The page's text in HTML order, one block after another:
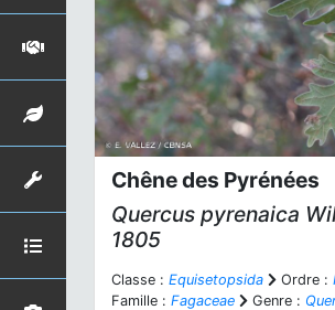
Chêne des Pyrénées
Quercus pyrenaica
1805
Classe : Equisetopsida Ordre :
Famille : Fagaceae Genre :